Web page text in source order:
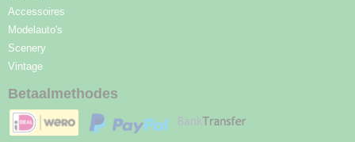
Accessoires
Modelauto's
Scenery
Vintage
Betaalmethodes